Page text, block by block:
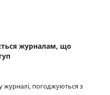
журналам, що
журналі, погоджуються з